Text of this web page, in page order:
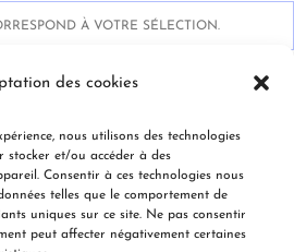
des cookies
nous utilisons des technologies
stocker et/ou accéder à des
Consentir à ces technologies nous
telles que le comportement de
uniques sur ce site. Ne pas consentir
peut affecter négativement certaines
À VOTRE SÉLECTION.